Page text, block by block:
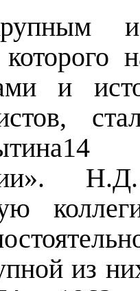
и
из